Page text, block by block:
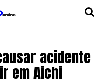
acidente
em Aichi